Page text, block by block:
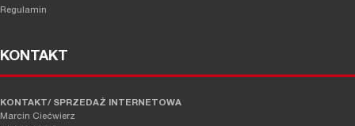
Regulamin
KONTAKT
KONTAKT/ SPRZEDAŻ INTERNETOWA
Marcin Ciećwierz